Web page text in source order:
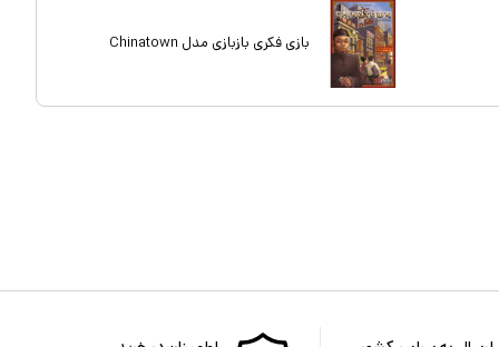
بازی فکری بازبازی مدل Chinatown